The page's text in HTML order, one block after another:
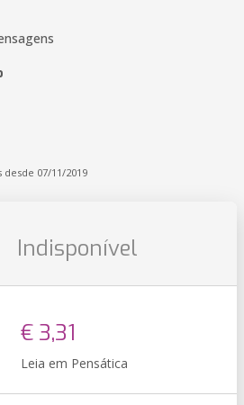
07/11/2019
Indisponível
€ 3,31
Leia em Pensática